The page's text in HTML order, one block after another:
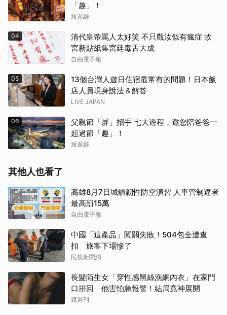
「趣」！
旅遊經
04
清代皇帝罵人太好笑 不只觀汝似有瘋症 故
宮新貼紙集宮廷毒舌大成
自由電子報
05
13個台灣人遊日住宿最常有的問題！日本飯
店人員現身說法＆解答
LIVE JAPAN
06
父親節「屏」招手 七大遊程，邀您陪爸爸一
起過節「趣」！
旅遊經
其他人也看了
高雄8月7日城鎮韌性防空演習 人車管制違者
最高罰15萬
自由電子報
中國「這產品」闖關失敗！504包全遭查
扣 旅客下場慘了
民視新聞網
長髮陌生女「穿性感黑絲漁網內衣」在家門
口排回 他害怕急報警！結局竟神展開
鏡週刊